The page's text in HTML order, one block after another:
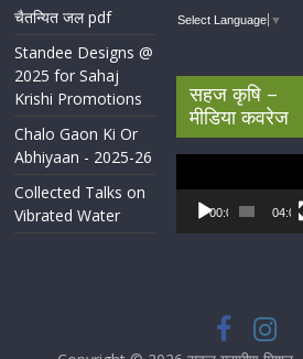
चैतन्यित जल pdf
Standee Designs @
2025 for Sahaj
Krishi Promotions
Chalo Gaon Ki Or
Abhiyaan - 2025-26
Collected Talks on
Vibrated Water
Select Language ▼
सहज कृषि –
मीडिया कवरेज
Player
00:00 04:07